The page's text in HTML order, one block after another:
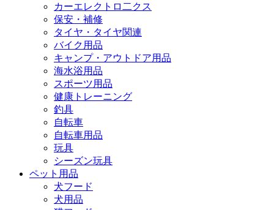
カーエレクトロ二クス
保安・補修
タイヤ・タイヤ関連
バイク用品
キャンプ・アウトドア用品
海水浴用品
スポーツ用品
健康トレーニング
釣具
自転車
自転車用品
玩具
シーズン玩具
ペット用品
犬フード
犬用品